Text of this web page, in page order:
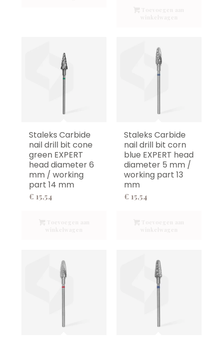
Staleks Carbide
nail drill bit cone
green EXPERT
head diameter 6
mm / working
part 14 mm
€ 15,54
Staleks Carbide
nail drill bit corn
blue EXPERT head
diameter 5 mm /
working part 13
mm
€ 15,54